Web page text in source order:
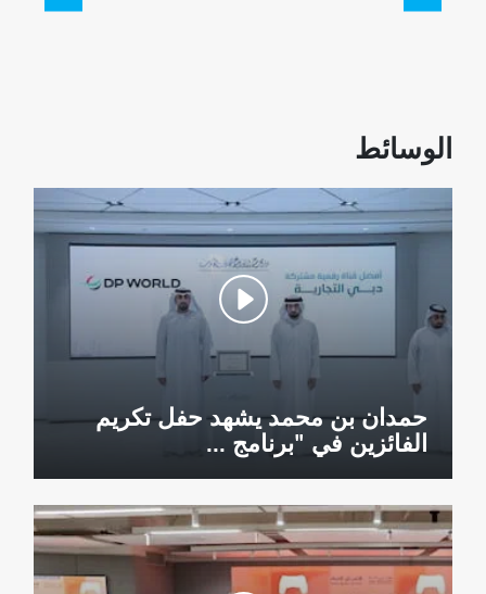
الوسائط
حمدان بن محمد يشهد حفل تكريم
الفائزين في "برنامج ...